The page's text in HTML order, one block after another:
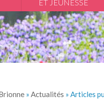
ET JEUNESSE
»Actualités » Articles